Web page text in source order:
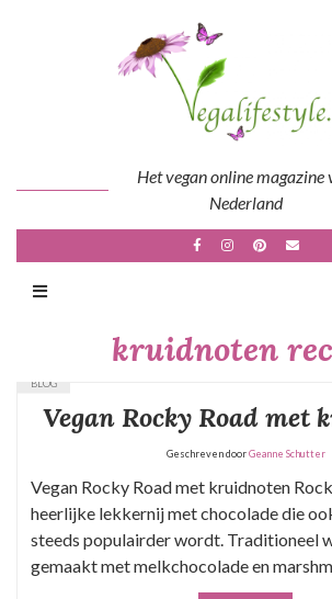
Het vegan online magazine
Nederland
kruidnoten
BLOG
Vegan Rocky Road met
Geschreven doorGeanne Schutter
Vegan Rocky Road met kruidnoten
heerlijke lekkernij met chocolade die
steeds populairder wordt. Traditioneel
gemaakt met melkchocolade en